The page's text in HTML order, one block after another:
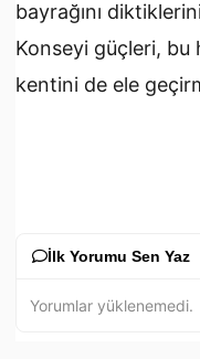
bayrağını
Konseyi güçleri, bu
kentini de ele
İlk Yorumu Sen Yaz
Yorumlar yüklenemedi.